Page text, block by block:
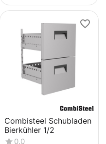
Combisteel Schubladen
Bierkühler 1/2
0.0